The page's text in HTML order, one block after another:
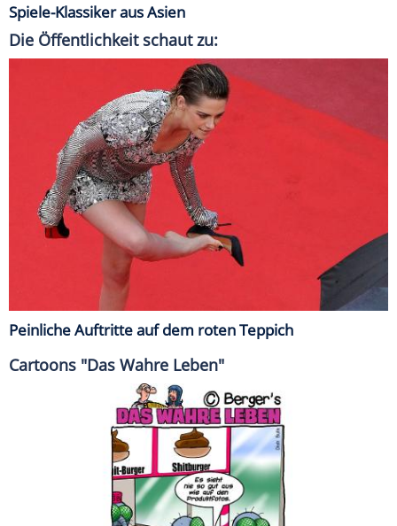
Spiele-Klassiker aus Asien
Die Öffentlichkeit schaut zu:
Peinliche Auftritte auf dem roten Teppich
Cartoons "Das Wahre Leben"